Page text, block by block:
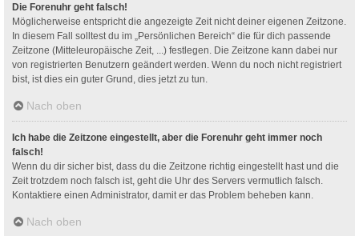
Die Forenuhr geht falsch!
Möglicherweise entspricht die angezeigte Zeit nicht deiner eigenen Zeitzone.
In diesem Fall solltest du im „Persönlichen Bereich“ die für dich passende
Zeitzone (Mitteleuropäische Zeit, ...) festlegen. Die Zeitzone kann dabei nur
von registrierten Benutzern geändert werden. Wenn du noch nicht registriert
bist, ist dies ein guter Grund, dies jetzt zu tun.
Nach oben
Ich habe die Zeitzone eingestellt, aber die Forenuhr geht immer noch
falsch!
Wenn du dir sicher bist, dass du die Zeitzone richtig eingestellt hast und die
Zeit trotzdem noch falsch ist, geht die Uhr des Servers vermutlich falsch.
Kontaktiere einen Administrator, damit er das Problem beheben kann.
Nach oben